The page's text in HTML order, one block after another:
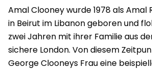
Amal Clooney wurde 1978 als Amal
in Beirut im Libanon geboren und
zwei Jahren mit ihrer Familie aus
sichere London. Von diesem
George Clooneys Frau eine